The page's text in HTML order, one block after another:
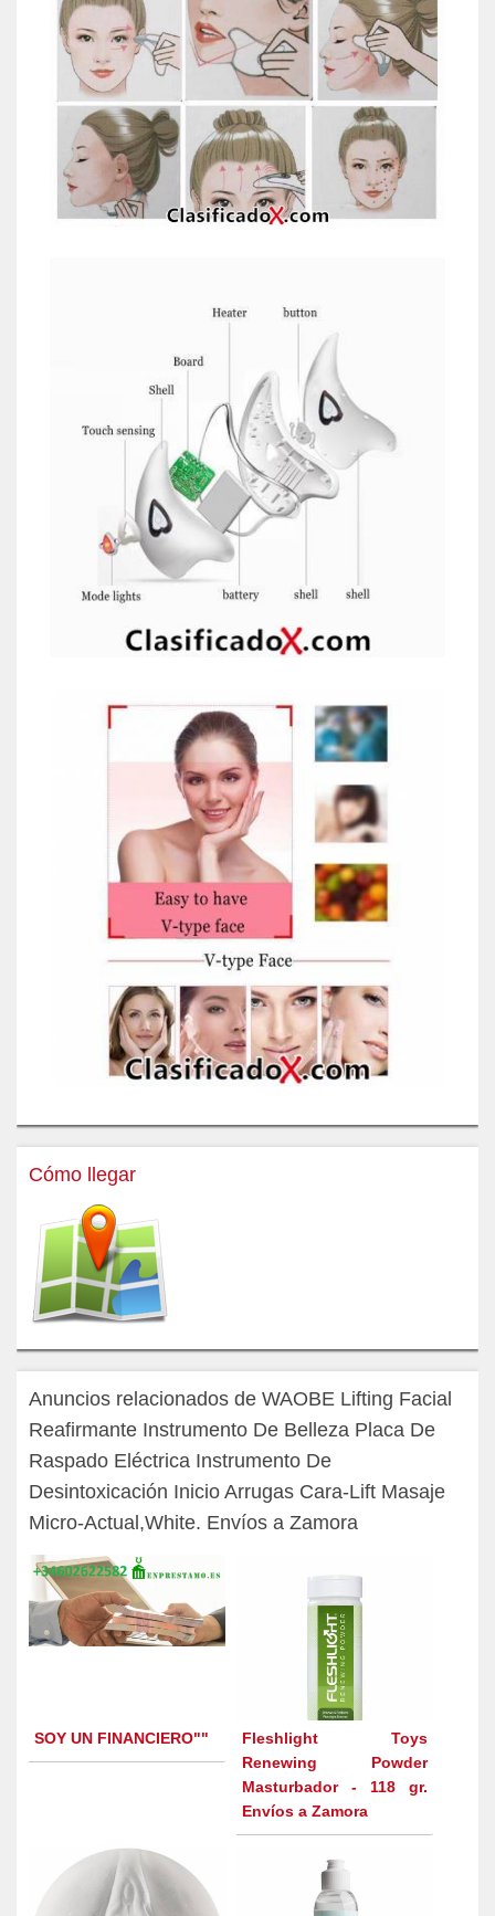
Cómo llegar
Anuncios relacionados de WAOBE Lifting Facial
Reafirmante Instrumento De Belleza Placa De
Raspado Eléctrica Instrumento De
Desintoxicación Inicio Arrugas Cara-Lift Masaje
Micro-Actual,White. Envíos a Zamora
SOY UN FINANCIERO""
Fleshlight Toys
Renewing Powder
Masturbador - 118 gr.
Envíos a Zamora